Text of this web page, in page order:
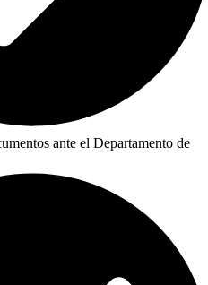
ante el Departamento de